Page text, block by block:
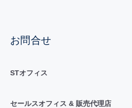
お問合せ
STオフィス
セールスオフィス & 販売代理店